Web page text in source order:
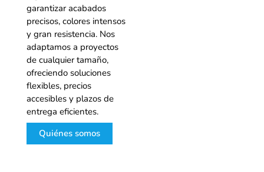
garantizar acabados
precisos, colores intensos
y gran resistencia. Nos
adaptamos a proyectos
de cualquier tamaño,
ofreciendo soluciones
flexibles, precios
accesibles y plazos de
entrega eficientes.
Quiénes somos